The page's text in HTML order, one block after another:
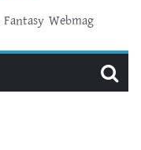
Webmag